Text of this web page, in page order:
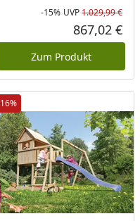
ProzentPreis
Preis
-15% UVP1.029,99 €
867,02 €
Zum Produkt